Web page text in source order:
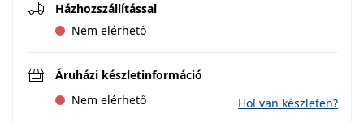
Házhozszállítással
Nem elérhető
Áruházi készletinformáció
Nem elérhető
Hol van készleten?